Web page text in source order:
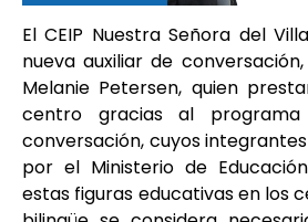
El CEIP Nuestra Señora del
nueva auxiliar de
Melanie Petersen, quien
centro gracias al
conversación, cuyos
por el Ministerio de
estas figuras educativas en los